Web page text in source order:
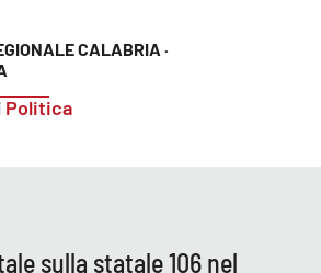
CALABRIA ·
Politica
sulla statale 106 nel